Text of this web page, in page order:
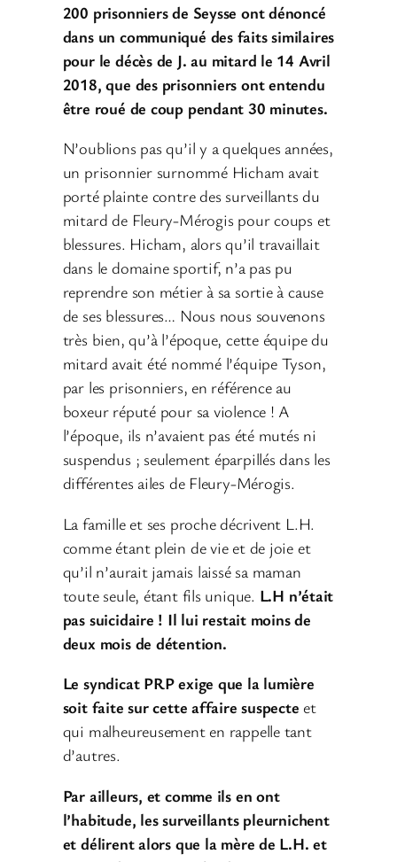
200 prisonniers de Seysse ont dénoncé
dans un communiqué des faits similaires
pour le décès de J. au mitard le 14 Avril
2018, que des prisonniers ont entendu
être roué de coup pendant 30 minutes.
N’oublions pas qu’il y a quelques années,
un prisonnier surnommé Hicham avait
porté plainte contre des surveillants du
mitard de Fleury-Mérogis pour coups et
blessures. Hicham, alors qu’il travaillait
dans le domaine sportif, n’a pas pu
reprendre son métier à sa sortie à cause
de ses blessures… Nous nous souvenons
très bien, qu’à l’époque, cette équipe du
mitard avait été nommé l’équipe Tyson,
par les prisonniers, en référence au
boxeur réputé pour sa violence ! A
l’époque, ils n’avaient pas été mutés ni
suspendus ; seulement éparpillés dans les
différentes ailes de Fleury-Mérogis.
La famille et ses proche décrivent L.H.
comme étant plein de vie et de joie et
qu’il n’aurait jamais laissé sa maman
toute seule, étant fils unique. L.H n’était
pas suicidaire ! Il lui restait moins de
deux mois de détention.
Le syndicat PRP exige que la lumière
soit faite sur cette affaire suspecte et
qui malheureusement en rappelle tant
d’autres.
Par ailleurs, et comme ils en ont
l’habitude, les surveillants pleurnichent
et délirent alors que la mère de L.H. et